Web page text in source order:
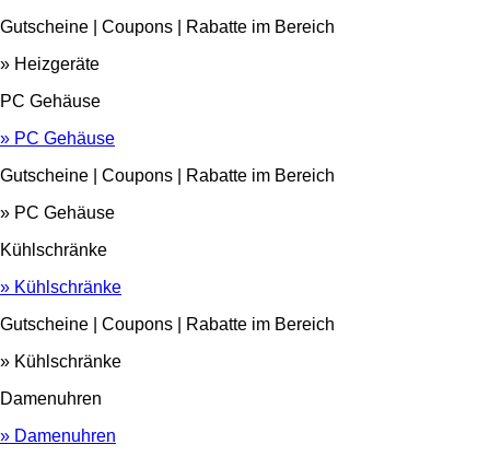
Gutscheine | Coupons | Rabatte im Bereich
» Heizgeräte
PC Gehäuse
» PC Gehäuse
Gutscheine | Coupons | Rabatte im Bereich
» PC Gehäuse
Kühlschränke
» Kühlschränke
Gutscheine | Coupons | Rabatte im Bereich
» Kühlschränke
Damenuhren
» Damenuhren